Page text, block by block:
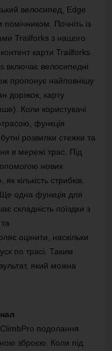
велосипед, Edge
Почніть із
Trailforks з нашого
карти Trailforks
включає велосипедні
пропонує найповнішу
доріжок, карту
Коли користувачі
функція
розвилки стежки та
в мережі трас. Під
нових
кількість стрибків,
Ще одна функція для
складність поїздки з
оцінити, наскільки
по трасі. Таким
який можна
ClimbPro подолання
зброєю. Коли під